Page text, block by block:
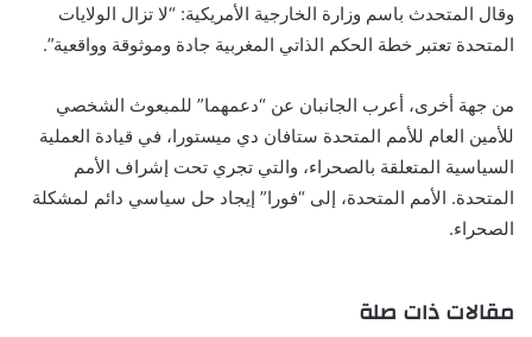
وقال المتحدث باسم وزارة الخارجية الأمريكية: “لا تزال الولايات
المتحدة تعتبر خطة الحكم الذاتي المغربية جادة وموثوقة وواقعية”.
من جهة أخرى، أعرب الجانبان عن “دعمهما” للمبعوث الشخصي
للأمين العام للأمم المتحدة ستافان دي ميستورا، في قيادة العملية
السياسية المتعلقة بالصحراء، والتي تجري تحت إشراف الأمم
المتحدة. الأمم المتحدة، إلى “فورا” إيجاد حل سياسي دائم لمشكلة
الصحراء.
مقالات ذات صلة